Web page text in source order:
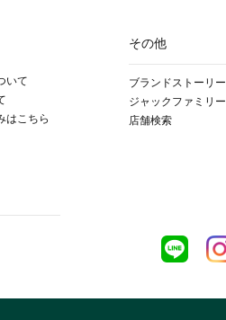
いて
はこちら
その他
ブランドストーリー
ジャックファミリー
店舗検索